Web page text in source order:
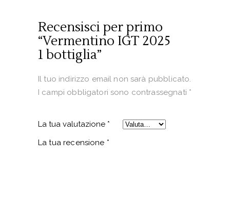
Recensisci per primo
“Vermentino IGT 2025
1 bottiglia”
Il tuo indirizzo email non sarà pubblicato.
I campi obbligatori sono contrassegnati *
La tua valutazione *
La tua recensione *